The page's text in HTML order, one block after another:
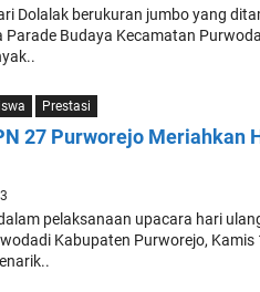
Dolalak berukuran jumbo yang
Budaya Kecamatan
Prestasi
27 Purworejo Meriahkan
pelaksanaan upacara hari
Kabupaten Purworejo,